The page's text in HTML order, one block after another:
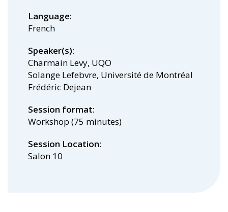
Language
French
Speaker(s)
Charmain Levy, UQO
Solange Lefebvre, Université de Montréal
Frédéric Dejean
Session format
Workshop (75 minutes)
Session Location
Salon 10